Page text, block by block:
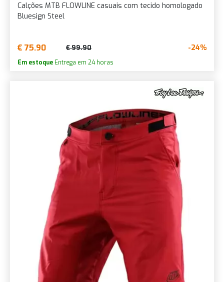
Calções MTB FLOWLINE casuais com tecido homologado
Bluesign Steel
€ 75.90 € 99.90 -24%
Em estoque Entrega em 24 horas